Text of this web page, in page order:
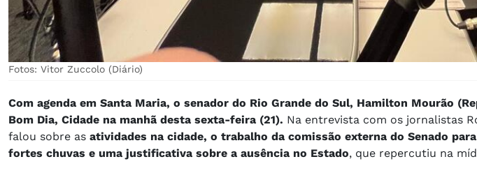
Fotos: Vitor Zuccolo (Diário)
Com agenda em Santa Maria, o senador do Rio Grande do Sul, Hamilton Mourão
Bom Dia, Cidade na manhã desta sexta-feira (21). Na entrevista com os jornalistas
falou sobre as atividades na cidade, o trabalho da comissão externa do Senado
fortes chuvas e uma justificativa sobre a ausência no Estado, que repercutiu na